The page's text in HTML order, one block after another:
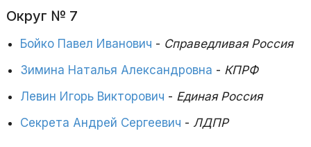
Округ № 7
Бойко Павел Иванович - Справедливая Россия
Зимина Наталья Александровна - КПРФ
Левин Игорь Викторович - Единая Россия
Секрета Андрей Сергеевич - ЛДПР